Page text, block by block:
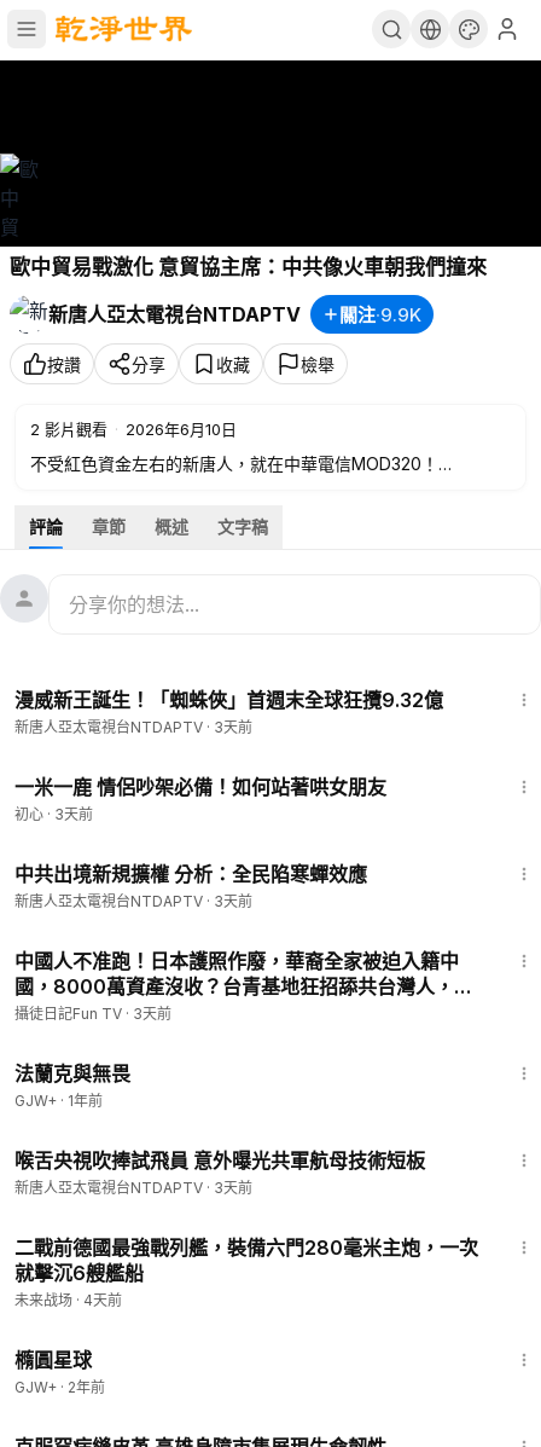
歐中貿易戰激化 意貿協主席：中共像火車朝我們撞來
新唐人亞太電視台NTDAPTV
關注·9.9K
按讚 分享 收藏 檢舉
2 影片觀看 · 2026年6月10日
不受紅色資金左右的新唐人，就在中華電信MOD320！
📍歡迎訂閱電子報➡️https://ntdfriends.com.tw/newsletter
評論 章節 概述 文字稿
漫威新王誕生！「蜘蛛俠」首週末全球狂攬9.32億
新唐人亞太電視台NTDAPTV · 3天前
一米一鹿 情侶吵架必備！如何站著哄女朋友
初心 · 3天前
中共出境新規擴權 分析：全民陷寒蟬效應
新唐人亞太電視台NTDAPTV · 3天前
中國人不准跑！日本護照作廢，華裔全家被迫入籍中
國，8000萬資產沒收？台青基地狂招舔共台灣人，辦
中共身分證？
攝徒日記Fun TV · 3天前
法蘭克與無畏
GJW+ · 1年前
喉舌央視吹捧試飛員 意外曝光共軍航母技術短板
新唐人亞太電視台NTDAPTV · 3天前
二戰前德國最強戰列艦，裝備六門280毫米主炮，一次
就擊沉6艘艦船
未来战场 · 4天前
橢圓星球
GJW+ · 2年前